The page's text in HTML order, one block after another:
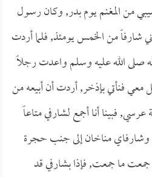
من المغنم يوم بدر, وكان رسول
شارفاً من الخمس يومئذ, فلما أردت
صلى الله عليه وسلم واعدت رجلاً
معي فنأتي بإذخر, أردت أن أبيعه من
فبينا أنا أجمع لشارفي متاعاً
وشارفاي مناخان إلى جنب حجرة
ما جمعت, فإذا بشارفي قد